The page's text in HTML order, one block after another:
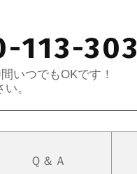
113-303
いつでもOKです！
。
Ｑ＆Ａ